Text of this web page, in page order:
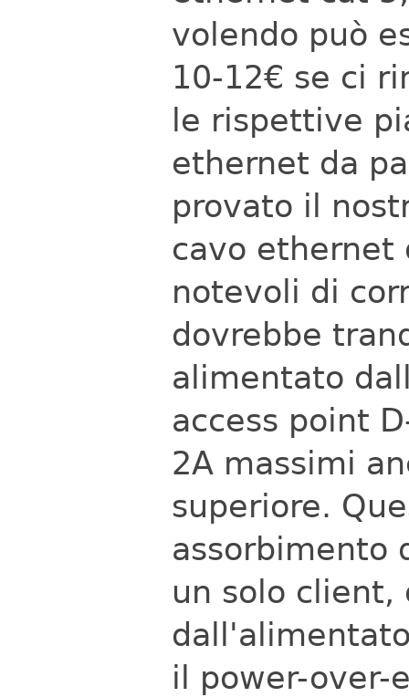
volendo può
10-12€ se ci
le rispettive
ethernet da
provato il
cavo ethernet
notevoli di
dovrebbe
alimentato
access point
2A massimi
superiore.
assorbimento
un solo client,
il power-over-